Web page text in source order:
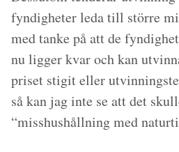
fyndigheter leda till större
med tanke på att de
nu ligger kvar och kan
priset stigit eller
så kan jag inte se att det
“misshushållning med